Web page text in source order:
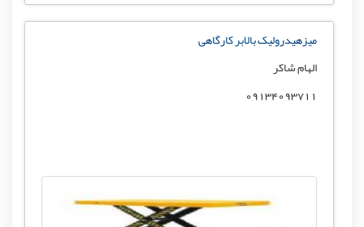
میزهیدرولیک بالابر کارگاهی
الهام شاکر
09134093711